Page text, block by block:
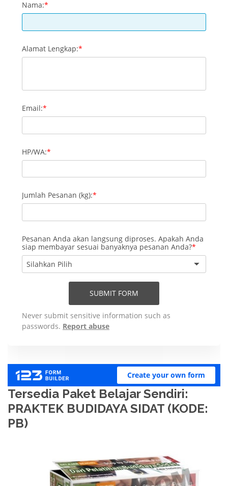
Tersedia Paket Belajar Sendiri:
PRAKTEK BUDIDAYA SIDAT (KODE:
PB)